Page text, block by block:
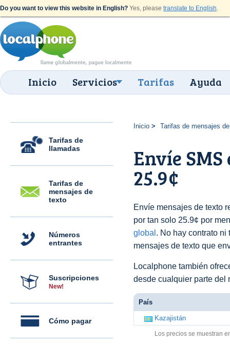
Do you want to view this website in English? Yes, please translate to English.
Inicio Servicios Tarifas Ayuda
Tarifas de
llamadas
Tarifas de
mensajes de
texto
Números
entrantes
Suscripciones
New!
Cómo pagar
Inicio Tarifas de mensajes
Envíe
25.9¢
Envíe mensajes de texto
por tan solo 25.9¢ por
global . No hay contrato ni
mensajes de texto que
Localphone también
desde cualquier parte del
País
Kazajistán
Los precios se muestran